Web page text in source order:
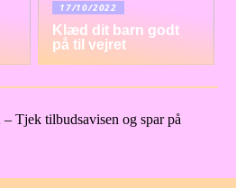
17/10/2022
Klæd dit barn godt
på til vejret
Tjek tilbudsavisen og spar på